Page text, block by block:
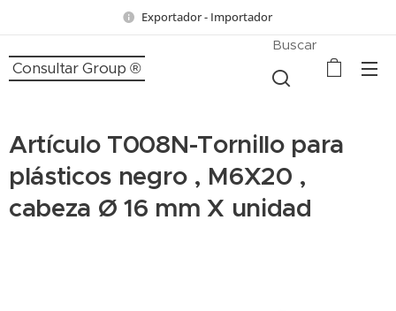
Exportador - Importador
Consultar Group ®
Buscar
Artículo T008N-Tornillo para
plásticos negro , M6X20 ,
cabeza Ø 16 mm X unidad